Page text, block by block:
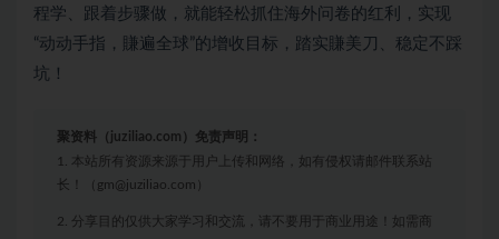
程学、跟着步骤做，就能轻松抓住海外问卷的红利，实现
“动动手指，賺遍全球”的增收目标，踏实賺美刀、稳定不踩
坑！
聚资料（juziliao.com）免责声明：
1. 本站所有资源来源于用户上传和网络，如有侵权请邮件联系站
长！（gm@juziliao.com）
2. 分享目的仅供大家学习和交流，请不要用于商业用途！如需商